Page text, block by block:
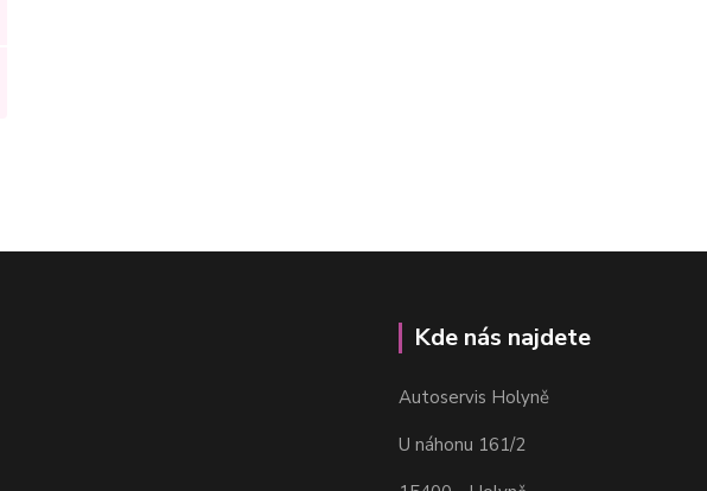
Kde nás najdete
Autoservis Holyně
U náhonu 161/2